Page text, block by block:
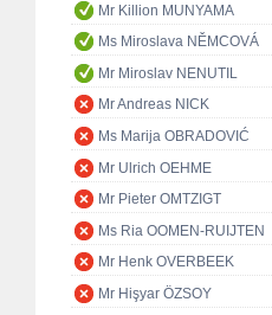
Mr Killion MUNYAMA
Ms Miroslava NĚMCOVÁ
Mr Miroslav NENUTIL
Mr Andreas NICK
Ms Marija OBRADOVIĆ
Mr Ulrich OEHME
Mr Pieter OMTZIGT
Ms Ria OOMEN-RUIJTEN
Mr Henk OVERBEEK
Mr Hişyar ÖZSOY